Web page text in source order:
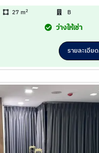
27 m2 B
ว่างให้เช่า
รายละเอียด